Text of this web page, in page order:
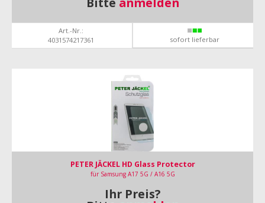
Art.-Nr.:
4031574217361
sofort lieferbar
PETER JÄCKEL HD Glass Protector
für Samsung A17 5G / A16 5G
Ihr Preis?